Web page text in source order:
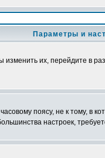
Параметры и
изменить их, перейдите в
поясу, не к тому, в
настроек,